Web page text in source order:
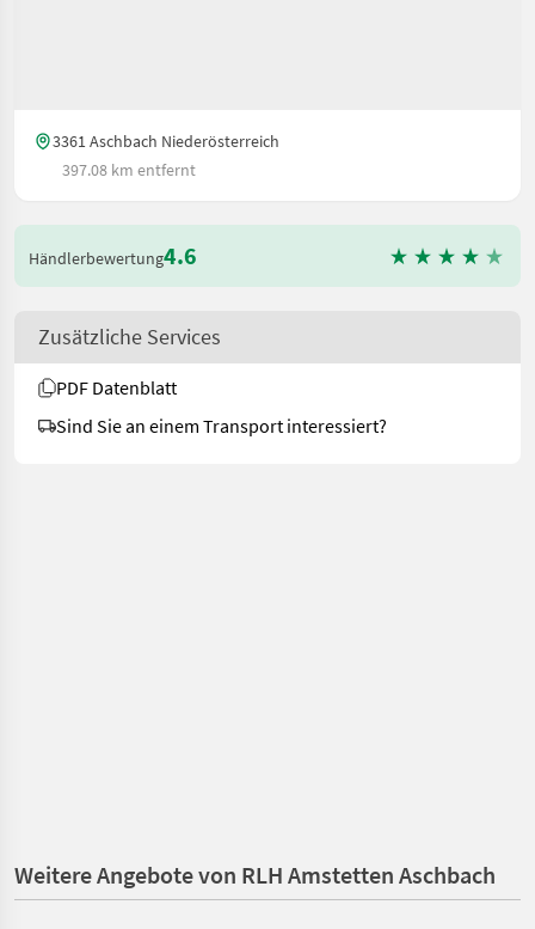
3361 Aschbach Niederösterreich
397.08 km entfernt
Händlerbewertung4.6
Zusätzliche Services
PDF Datenblatt
Sind Sie an einem Transport interessiert?
Weitere Angebote von RLH Amstetten Aschbach